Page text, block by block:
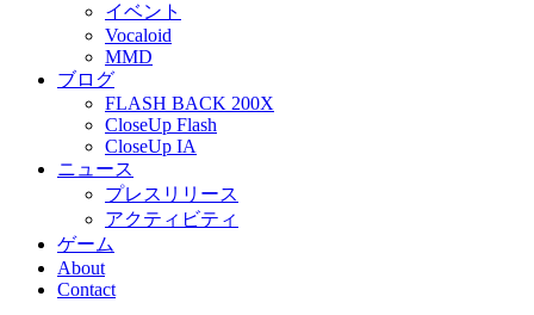
イベント
Vocaloid
MMD
ブログ
FLASH BACK 200X
CloseUp Flash
CloseUp IA
ニュース
プレスリリース
アクティビティ
ゲーム
About
Contact